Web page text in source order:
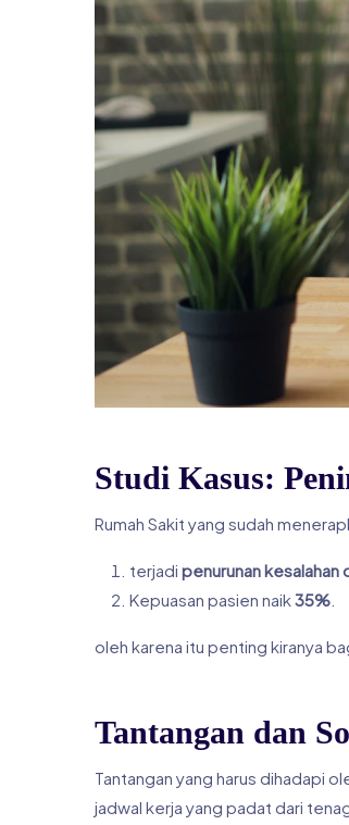
Studi Kasus:
Rumah Sakit yang sudah
terjadi penurunan kesalahan
Kepuasan pasien naik 35%
oleh karena itu penting kiranya
Tantangan dan
Tantangan yang harus dihadapi
jadwal kerja yang padat dari